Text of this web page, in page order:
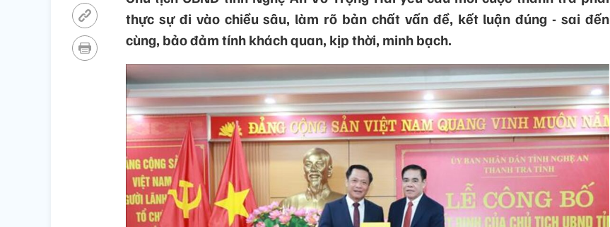
thực sự đi vào chiều sâu, làm rõ bản chất vấn đề, kết luận đúng - sai đến
cùng, bảo đảm tính khách quan, kịp thời, minh bạch.